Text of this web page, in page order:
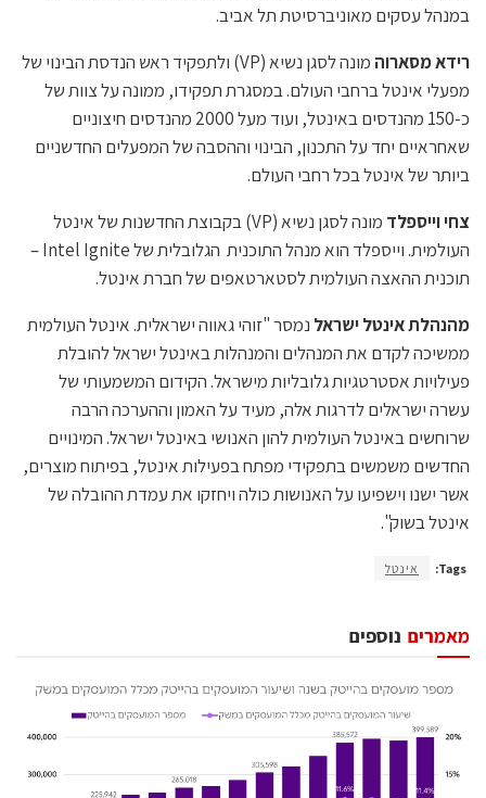
במנהל עסקים מאוניברסיטת תל אביב.
רידא מסארוה
מונה לסגן נשיא (VP) ולתפקיד ראש הנדסת הבינוי של
מפעלי אינטל ברחבי העולם. במסגרת תפקידו, ממונה על צוות של
כ-150 מהנדסים באינטל, ועוד מעל 2000 מהנדסים חיצוניים
שאחראיים יחד על התכנון, הבינוי וההסבה של המפעלים החדשניים
ביותר של אינטל בכל רחבי העולם.
צחי וייספלד
מונה לסגן נשיא (VP) בקבוצת החדשנות של אינטל
העולמית. וייספלד הוא מנהל התוכנית הגלובלית של Intel Ignite –
תוכנית ההאצה העולמית לסטארטאפים של חברת אינטל.
מהנהלת אינטל ישראל נמסר "זוהי גאווה ישראלית. אינטל העולמית
ממשיכה לקדם את המנהלים והמנהלות באינטל ישראל להובלת
פעילויות אסטרטגיות גלובליות מישראל. הקידום המשמעותי של
עשרה ישראלים לדרגות אלה, מעיד על האמון וההערכה הרבה
שרוחשים באינטל העולמית להון האנושי באינטל ישראל. המינויים
החדשים משמשים בתפקידי מפתח בפעילות אינטל, בפיתוח מוצרים,
אשר ישנו וישפיעו על האנושות כולה ויחזקו את עמדת ההובלה של
אינטל בשוק".
Tags: אינטל
נוספים מאמרים